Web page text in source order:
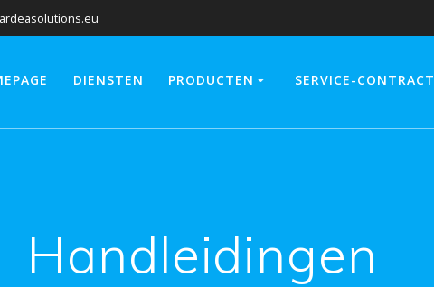
DIENSTEN PRODUCTEN SERVICE-CONTRACT
Handleidingen